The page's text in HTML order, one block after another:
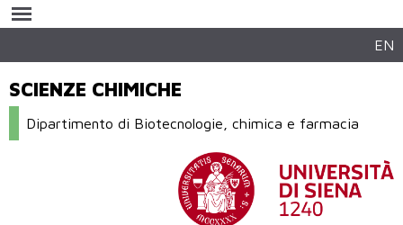
contenuto
EN
SCIENZE CHIMICHE
Dipartimento di Biotecnologie, chimica e farmacia